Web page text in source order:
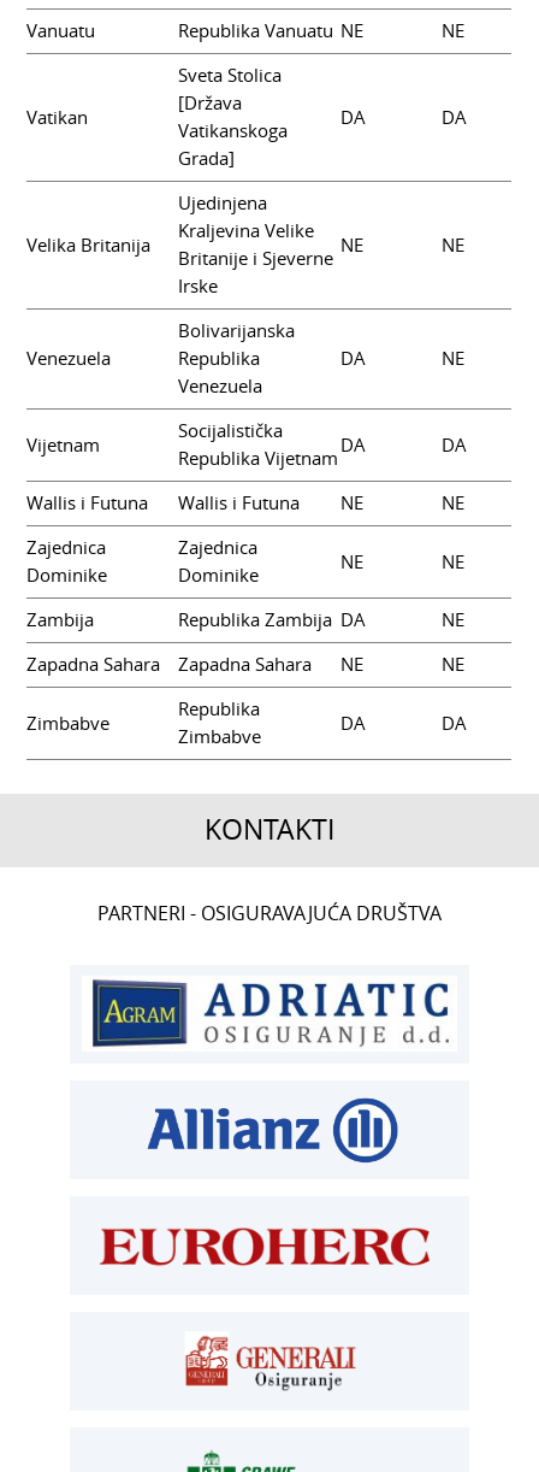
Vanuatu Republika Vanuatu NE NE
Vatikan
Sveta Stolica
[Država
Vatikanskoga
Grada]
DA DA
Velika Britanija
Ujedinjena
Kraljevina Velike
Britanije i Sjeverne
Irske
NE NE
Venezuela
Bolivarijanska
Republika
Venezuela
DA NE
Vijetnam
Socijalistička
Republika Vijetnam
DA DA
Wallis i Futuna Wallis i Futuna NE
NE
Zajednica
Dominike
Zajednica
Dominike
NE NE
Zambija Republika Zambija DA
NE
Zapadna Sahara
Zapadna Sahara NE NE
Zimbabve
Republika
Zimbabve
DA DA
KONTAKTI
ČLANSTVO
TEHNIČKI PREGLED I REGISTRACIJA
kontrolori T:01 6502 265
blagajna T:01 6502 261
homologacija@aksiget.hr
Siget – zastupanje u osiguranju
PARTNERI - OSIGURAVAJUĆA DRUŠTVA